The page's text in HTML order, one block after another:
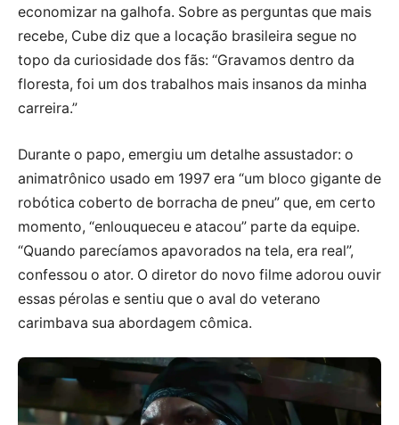
economizar na galhofa. Sobre as perguntas que mais
recebe, Cube diz que a locação brasileira segue no
topo da curiosidade dos fãs: “Gravamos dentro da
floresta, foi um dos trabalhos mais insanos da minha
carreira.”
Durante o papo, emergiu um detalhe assustador: o
animatrônico usado em 1997 era “um bloco gigante de
robótica coberto de borracha de pneu” que, em certo
momento, “enlouqueceu e atacou” parte da equipe.
“Quando parecíamos apavorados na tela, era real”,
confessou o ator. O diretor do novo filme adorou ouvir
essas pérolas e sentiu que o aval do veterano
carimbava sua abordagem cômica.